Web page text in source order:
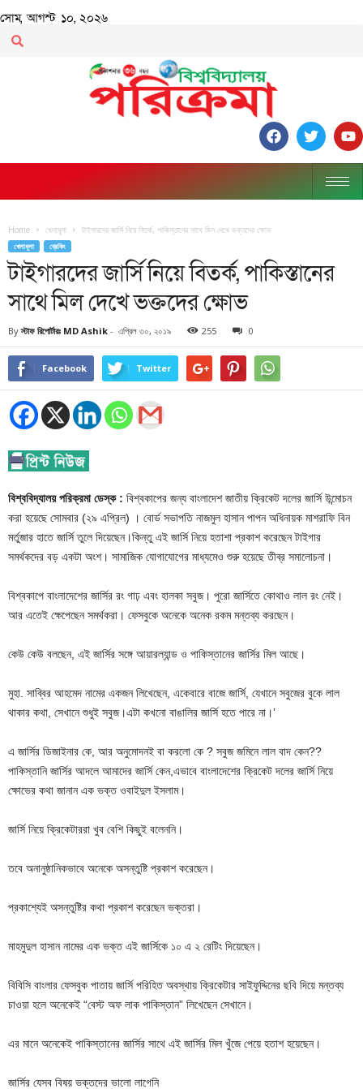
সোম, আগস্ট ১০, ২০২৬
Home খেলাধূলা টাইগারদের জার্সি নিয়ে বিতর্ক, পাকিস্তানের সাথে মিল দেখে ভক্তদের ক্ষোভ
খেলাধূলা ব্রেকিং
টাইগারদের জার্সি নিয়ে বিতর্ক, পাকিস্তানের
সাথে মিল দেখে ভক্তদের ক্ষোভ
By স্টাফ রিপোর্টারঃ MD Ashik - এপ্রিল ৩০, ২০১৯ 255 0
Facebook Twitter
বিশ্ববিদ্যালয় পরিক্রমা ডেস্ক : বিশ্বকাপের জন্য বাংলাদেশ জাতীয় ক্রিকেট দলের জার্সি উন্মোচন
করা হয়েছে সোমবার (২৯ এপ্রিল) । বোর্ড সভাপতি নাজমুল হাসান পাপন অধিনায়ক মাশরাফি বিন
মর্তুজার হাতে জার্সি তুলে দিয়েছেন।কিন্তু এই জার্সি নিয়ে হতাশা প্রকাশ করেছেন টাইগার
সমর্থকদের বড় একটা অংশ। সামাজিক যোগাযোগের মাধ্যমেও শুরু হয়েছে তীব্র সমালোচনা।
বিশ্বকাপে বাংলাদেশের জার্সির রং গাঢ় এবং হালকা সবুজ। পুরো জার্সিতে কোথাও লাল রং নেই।
আর এতেই ক্ষেপেছেন সমর্থকরা। ফেসবুকে অনেকে অনেক রকম মন্তব্য করছেন।
কেউ কেউ বলছেন, এই জার্সির সঙ্গে আয়ারল্যান্ড ও পাকিস্তানের জার্সির মিল আছে।
মুহা. সাব্বির আহমেদ নামের একজন লিখেছেন, একেবারে বাজে জার্সি, যেখানে সবুজের বুকে লাল
থাকার কথা, সেখানে শুধুই সবুজ।এটা কখনো বাঙালির জার্সি হতে পারে না।’
এ জার্সির ডিজাইনার কে, আর অনুমোদনই বা করলো কে ? সবুজ জমিনে লাল বাদ কেন??
পাকিস্তানি জার্সির আদলে আমাদের জার্সি কেন,এভাবে বাংলাদেশের ক্রিকেট দলের জার্সি নিয়ে
ক্ষোভের কথা জানান এক ভক্ত ওবাইদুল ইসলাম।
জার্সি নিয়ে ক্রিকেটাররা খুব বেশি কিছুই বলেননি।
তবে অনানুষ্ঠানিকভাবে অনেকে অসন্তুষ্টি প্রকাশ করেছেন।
প্রকাশ্যেই অসন্তুষ্টির কথা প্রকাশ করেছেন ভক্তরা।
মাহমুদুল হাসান নামের এক ভক্ত এই জার্সিকে ১০ এ ২ রেটিং দিয়েছেন।
বিবিসি বাংলার ফেসবুক পাতায় জার্সি পরিহিত অবস্থায় ক্রিকেটার সাইফুদ্দিনের ছবি দিয়ে মন্তব্য
চাওয়া হলে অনেকেই “বেস্ট অফ লাক পাকিস্তান” লিখেছেন সেখানে।
এর মানে অনেকেই পাকিস্তানের জার্সির সাথে এই জার্সির মিল খুঁজে পেয়ে হতাশ হয়েছেন।
জার্সির যেসব বিষয় ভক্তদের ভালো লাগেনি